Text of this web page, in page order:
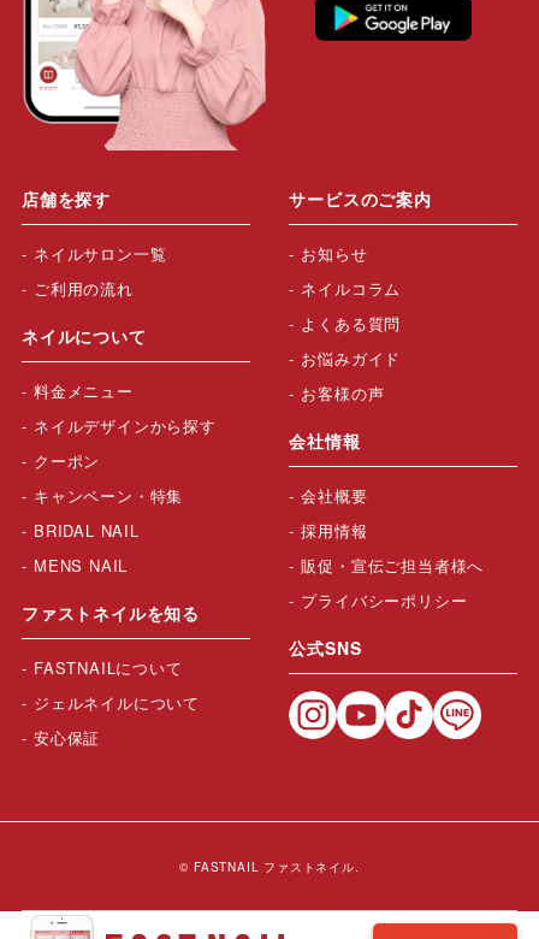
店舗を探す
ネイルサロン一覧
ご利用の流れ
ネイルについて
料金メニュー
ネイルデザインから探す
クーポン
キャンペーン・特集
BRIDAL NAIL
MENS NAIL
ファストネイルを知る
FASTNAILについて
ジェルネイルについて
安心保証
サービスのご案内
お知らせ
ネイルコラム
よくある質問
お悩みガイド
お客様の声
会社情報
会社概要
採用情報
販促・宣伝ご担当者様へ
プライバシーポリシー
公式SNS
© FASTNAIL ファストネイル.